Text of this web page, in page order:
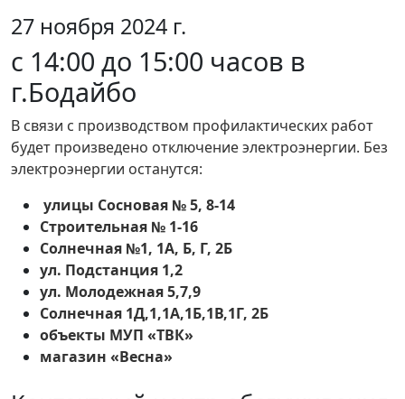
27 ноября 2024 г.
с 14:00 до 15:00 часов в
г.Бодайбо
В связи с производством профилактических работ
будет произведено отключение электроэнергии. Без
электроэнергии останутся:
улицы Сосновая № 5, 8-14
Строительная № 1-16
Солнечная №1, 1А, Б, Г, 2Б
ул. Подстанция 1,2
ул. Молодежная 5,7,9
Солнечная 1Д,1,1А,1Б,1В,1Г, 2Б
объекты МУП «ТВК»
магазин «Весна»